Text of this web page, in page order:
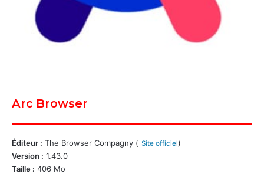
Arc Browser
Éditeur : The Browser Compagny ( Site officiel)
Version : 1.43.0
Taille : 406 Mo